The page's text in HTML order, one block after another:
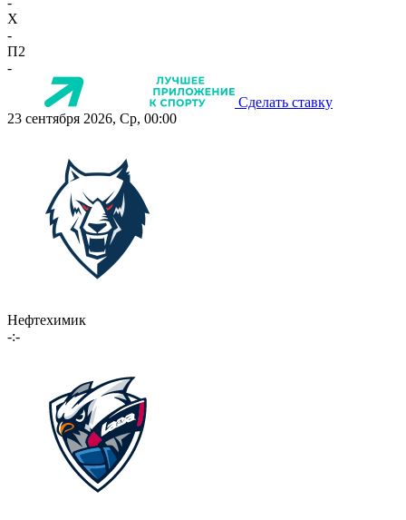
X
-
П2
-
Сделать ставку
23 сентября 2026, Ср, 00:00
Нефтехимик
-:-